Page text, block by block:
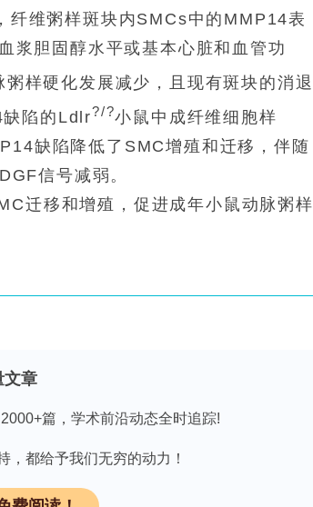
纤维粥样斑块内SMCs中的MMP14表
浆胆固醇水平或基本心脏和血管功
粥样硬化发展减少，且现有斑块的消退
陷的Ldlr?/?小鼠中成纤维细胞样
缺陷降低了SMC增殖和迁移，伴随
信号减弱。
迁移和增殖，促进成年小鼠动脉粥样
亡率的主要原因。尽管他汀类药物和
文章
篇，学术前沿动态全时追踪!
，都给予我们无穷的动力！